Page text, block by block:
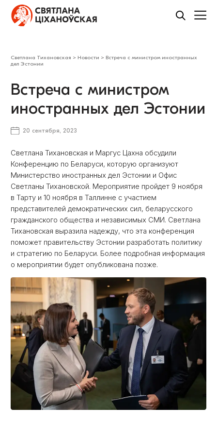
Светлана Тихановская > Новости > Встреча с министром иностранных
дел Эстонии
Встреча с министром
иностранных дел Эстонии
20 сентября, 2023
Светлана Тихановская и Маргус Цахна обсудили
Конференцию по Беларуси, которую организуют
Министерство иностранных дел Эстонии и Офис
Светланы Тихановской. Мероприятие пройдет 9 ноября
в Тарту и 10 ноября в Таллинне с участием
представителей демократических сил, беларусского
гражданского общества и независимых СМИ. Светлана
Тихановская выразила надежду, что эта конференция
поможет правительству Эстонии разработать политику
и стратегию по Беларуси. Более подробная информация
о мероприятии будет опубликована позже.